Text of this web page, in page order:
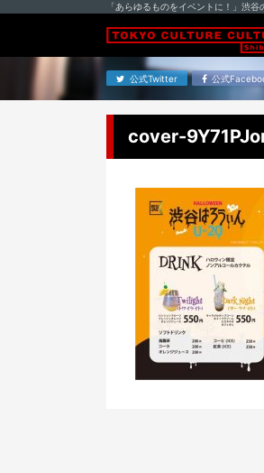
「あらゆるものをイベントに！」渋
公式Twitter 公式
cover-